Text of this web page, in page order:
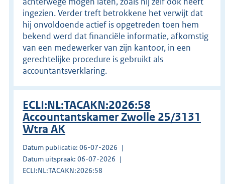
ingezien. Verder treft betrokkene het verwijt dat
hij onvoldoende actief is opgetreden toen hem
bekend werd dat financiële informatie, afkomstig
van een medewerker van zijn kantoor, in een
gerechtelijke procedure is gebruikt als
accountantsverklaring.
ECLI:NL:TACAKN:2026:58
Accountantskamer Zwolle 25/3131
Wtra AK
Datum publicatie: 06-07-2026
Datum uitspraak: 06-07-2026
ECLI:NL:TACAKN:2026:58